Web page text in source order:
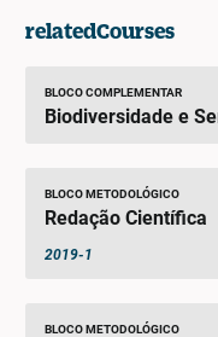
relatedCourses
BLOCO COMPLEMENTAR
Biodiversidade e
BLOCO METODOLÓGICO
Redação Científica
2019-1
BLOCO METODOLÓGICO